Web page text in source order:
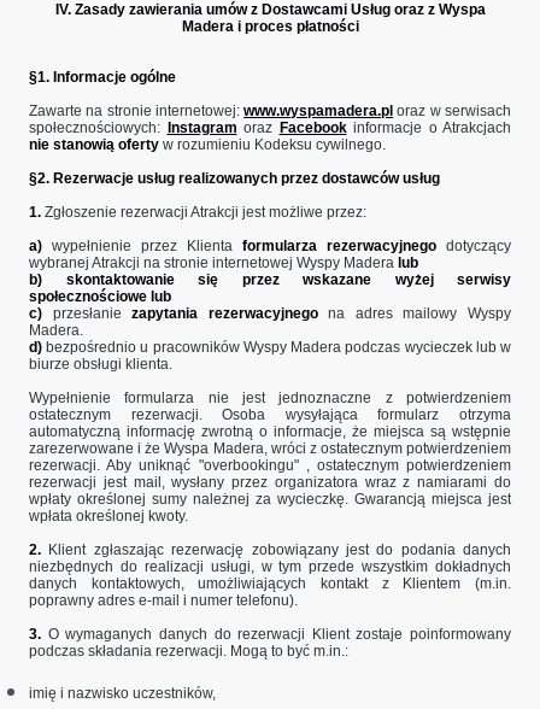
​IV. Zasady zawierania umów z Dostawcami Usług oraz z Wyspa
Madera i proces płatności
§1. Informacje ogólne
Zawarte na stronie internetowej:www.wyspamadera.pl oraz w serwisach
społecznościowych:
Instagram oraz Facebookinformacje o Atrakcjach
nie stanowią oferty w rozumieniu Kodeksu cywilnego.
§2. Rezerwacje usług realizowanych przez dostawców usług
1. Zgłoszenie rezerwacji Atrakcji jest możliwe przez:
a) wypełnienie przez Klienta formularza rezerwacyjnego dotyczący
wybranej Atrakcji na stronie internetowej Wyspy Madera lub
b)
skontaktowanie się przez wskazane wyżej serwisy
społecznościowe lub
c) przesłaniezapytania rezerwacyjnegona adres mailowy Wyspy
Madera.
d) bezpośrednio u pracowników Wyspy Madera podczas wycieczek lub w
biurze obsługi klienta.
Wypełnienie formularza nie jest jednoznaczne z potwierdzeniem
ostatecznym rezerwacji. Osoba wysyłająca formularz otrzyma
automatyczną informację zwrotną o informacje, że miejsca są wstępnie
zarezerwowane i że Wyspa Madera, wróci z ostatecznym potwierdzeniem
rezerwacji. Aby uniknąć "overbookingu" , ostatecznym potwierdzeniem
rezerwacji jest mail, wysłany przez organizatora wraz z namiarami do
wpłaty określonej sumy należnej za wycieczkę. Gwarancją miejsca jest
wpłata określonej kwoty.
2. Klient zgłaszając rezerwację zobowiązany jest do podania danych
niezbędnych do realizacji usługi, w tym przede wszystkim dokładnych
danych kontaktowych, umożliwiających kontakt z Klientem (m.in.
poprawny adres e-mail i numer telefonu).
3. O wymaganych danych do rezerwacji Klient zostaje poinformowany
podczas składania rezerwacji. Mogą to być m.in.:
imię i nazwisko uczestników,